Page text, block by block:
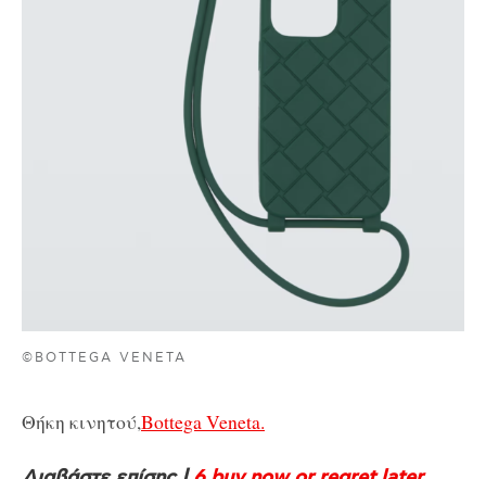
©BOTTEGA VENETA
Θήκη κινητού,Bottega Veneta.